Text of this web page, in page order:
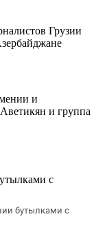
Грузии
и
и группа
с
бутылками с